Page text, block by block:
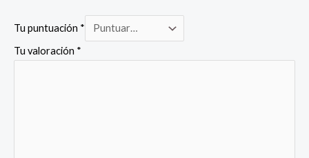
Tu puntuación *
Tu valoración *